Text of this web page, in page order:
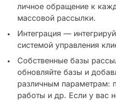
личное обращение к
массовой рассылки.
Интеграция —
системой управления
Собственные базы
обновляйте базы и
различным параметрам:
работы и др. Если у вас